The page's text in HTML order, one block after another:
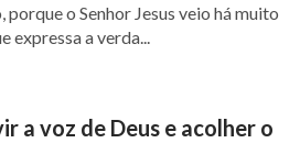
o Senhor Jesus veio há muito
expressa a verda...
a voz de Deus e acolher o